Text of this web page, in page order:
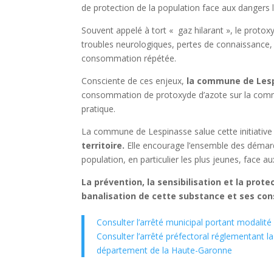
de protection de la population face aux dangers
Souvent appelé à tort « gaz hilarant », le
troubles neurologiques, pertes de
consommation répétée.
Consciente de ces enjeux, la commune de
consommation de protoxyde d’azote sur la
pratique.
La commune de Lespinasse salue cette
territoire. Elle encourage l’ensemble des
population, en particulier les plus jeunes, face
La prévention, la sensibilisation et la
banalisation de cette substance et ses
Consulter l’arrêté municipal portant
Consulter l’arrêté préfectoral réglementant
département de la Haute-Garonne